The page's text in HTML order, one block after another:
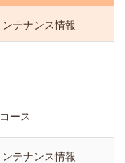
ンテナンス情報
ース
ンテナンス情報